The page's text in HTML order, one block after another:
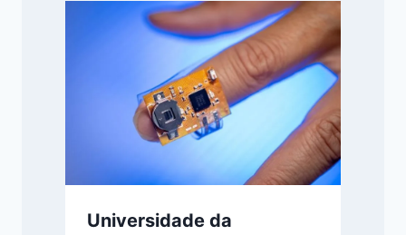
Universidade da